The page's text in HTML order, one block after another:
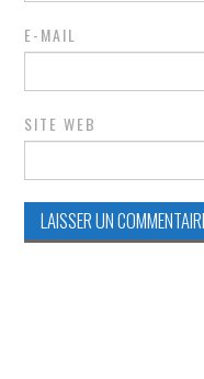
E-MAIL
SITE WEB